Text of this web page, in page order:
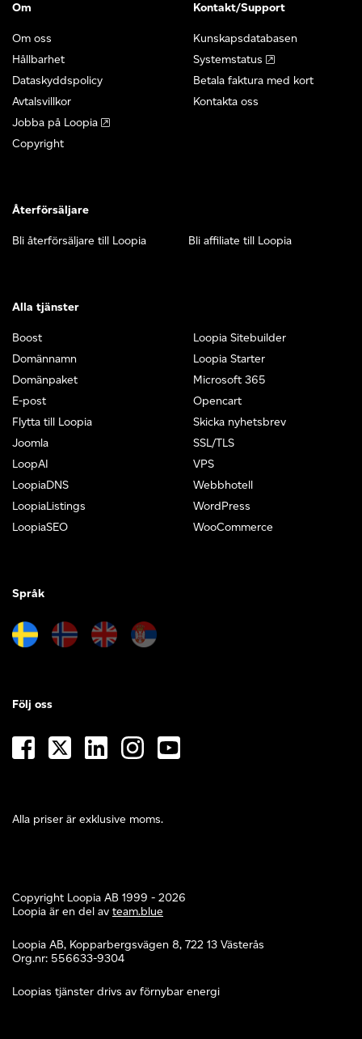
Om
Om oss
Hållbarhet
Dataskyddspolicy
Avtalsvillkor
Jobba på Loopia
Copyright
Kontakt/Support
Kunskapsdatabasen
Systemstatus
Betala faktura med kort
Kontakta oss
Återförsäljare
Bli återförsäljare till Loopia Bli affiliate till Loopia
Alla tjänster
Boost
Domännamn
Domänpaket
E-post
Flytta till Loopia
Joomla
LoopAI
LoopiaDNS
LoopiaListings
LoopiaSEO
Loopia Sitebuilder
Loopia Starter
Microsoft 365
Opencart
Skicka nyhetsbrev
SSL/TLS
VPS
Webbhotell
WordPress
WooCommerce
Språk
Alla priser är exklusive moms.
Följ oss
Copyright Loopia AB 1999 - 2026
Loopia är en del av team.blue
Loopia AB, Kopparbergsvägen 8, 722 13 Västerås
Org.nr: 556633-9304
Loopias tjänster drivs av förnybar energi